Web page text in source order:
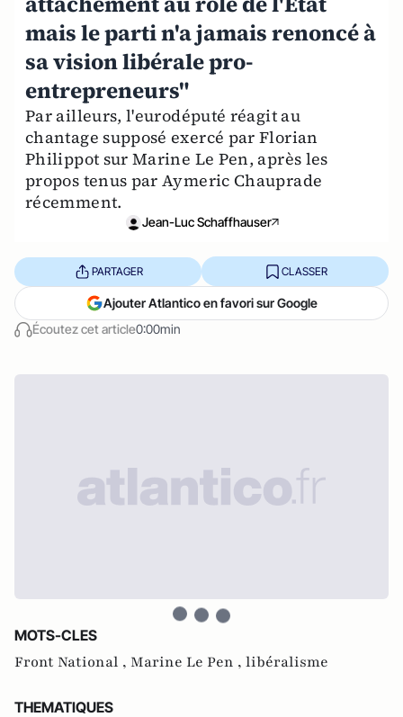
mais le parti n'a jamais renoncé à
sa vision libérale pro-
entrepreneurs"
Par ailleurs, l'eurodéputé réagit au
chantage supposé exercé par Florian
Philippot sur Marine Le Pen, après les
propos tenus par Aymeric Chauprade
récemment.
Jean-Luc Schaffhauser
Écoutez cet article0:00min
PARTAGER CLASSER
Ajouter Atlantico en favori sur Google
MOTS-CLES
Front National , Marine Le Pen , libéralisme
THEMATIQUES